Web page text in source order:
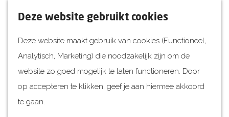
Deze website gebruikt cookies
Deze website maakt gebruik van cookies (Functioneel,
Analytisch, Marketing) die noodzakelijk zijn om de
website zo goed mogelijk te laten functioneren. Door
op accepteren te klikken, geef je aan hiermee akkoord
te gaan.
F
o
K
e
UITagenda
Morgen
Dit weekend
Kinderen
Jongeren